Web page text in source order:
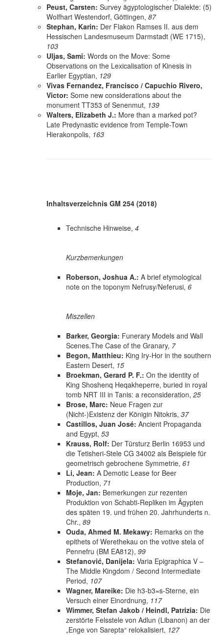
Peust, Carsten: Survey ägyptologischer Dialekte: (5)
Wolfhart Westendorf, Göttingen, 87
Stephan, Karin: Der Flakon Ramses II. aus dem
Hessischen Landesmuseum Darmstadt (WE 1715),
103
Uljas, Sami: Words on the Move: Some
Observations on the Lexicalisation of Kinesis in
Earlier Egyptian, 129
Vivas Fernandez, Francisco / Capuchio Rivero,
Victor: Some new considerations about the
monument TT353 of Senenmut, 139
Walters, Elizabeth J.: More than a marked pot?
Late Predynastic evidence from Temple-Town
Hierakonpolis, 163
Inhaltsverzeichnis GM 254 (2018)
Technische Hinweise, 4
Kurzbemerkungen
Roberson, Joshua A.: A brief etymological
note on the toponym Nefrusy/Neferusi, 6
Miszellen
Barker, Georgia: Funerary Models and Wall
Scenes.The Case of the Granary, 7
Begon, Matthieu: King Iry-Hor in the southern
Eastern Desert, 15
Broekman, Gerard P. F.: On the identity of
King Shoshenq Heqakheperre, buried in royal
tomb NRT III in Tanis: a reconsideration, 25
Brose, Marc: Neue Fragen zur
(Nicht-)Existenz der Königin Nitokris, 37
Castillos, Juan José: Ancient Propaganda
and Egypt, 53
Krauss, Rolf: Der Türsturz Berlin 16953 und
die Tetisheri-Stele CG 34002 als Beispiele für
geometrisch gebrochene Symmetrie, 61
Li, Jean: A Demotic Lease for Beer
Production, 71
Moje, Jan: Bemerkungen zur rezenten
Produktion von Schabti-Repliken im Ägypten
des späten 19. und frühen 20. Jahrhunderts n.
Chr., 89
Ouda, Ahmed M. Mekawy: Remarks on the
epithets of Werethekau on the votive stela of
Pennefru (BM EA812), 99
Stefanović, Danijela: Varia Epigraphica V –
The Middle Kingdom / Second Intermediate
Period, 107
Wagner, Mareike: Die h3-b3=s-Sterne, ein
Versuch einer Einordnung, 117
Wimmer, Stefan Jakob / Heindl, Patrizia: Die
zerstörte Felsstele von Adlun (Libanon) an der
„Enge von Sarepta“ relokalisiert, 127